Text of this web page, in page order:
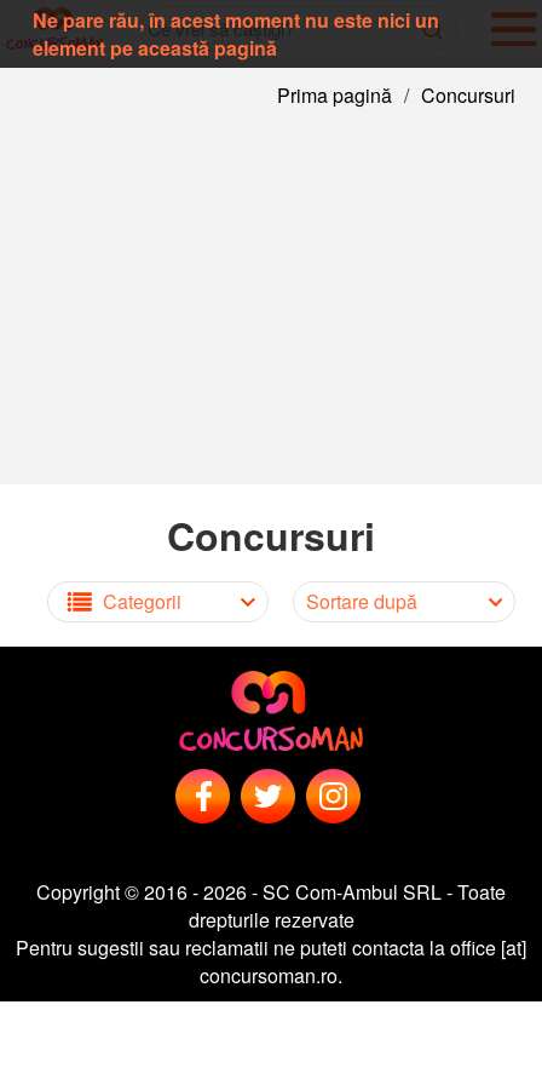
Prima pagină / Concursuri
Concursuri
Categorii Sortare după
Ne pare rău, în acest moment nu este nici un
element pe această pagină
Copyright © 2016 - 2026 - SC Com-Ambul SRL - Toate
drepturile rezervate
Pentru sugestii sau reclamatii ne puteti contacta la office [at]
concursoman.ro.